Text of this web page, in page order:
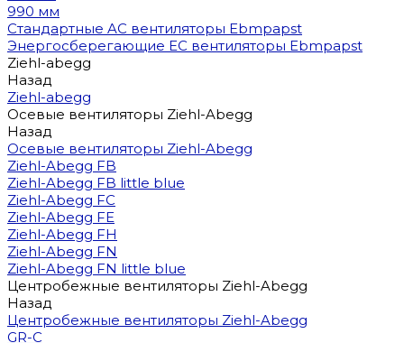
990 мм
Стандартные AC вентиляторы Ebmpapst
Энергосберегающие EC вентиляторы Ebmpapst
Ziehl-abegg
Назад
Ziehl-abegg
Осевые вентиляторы Ziehl-Abegg
Назад
Осевые вентиляторы Ziehl-Abegg
Ziehl-Abegg FB
Ziehl-Abegg FB little blue
Ziehl-Abegg FC
Ziehl-Abegg FE
Ziehl-Abegg FH
Ziehl-Abegg FN
Ziehl-Abegg FN little blue
Центробежные вентиляторы Ziehl-Abegg
Назад
Центробежные вентиляторы Ziehl-Abegg
GR-C